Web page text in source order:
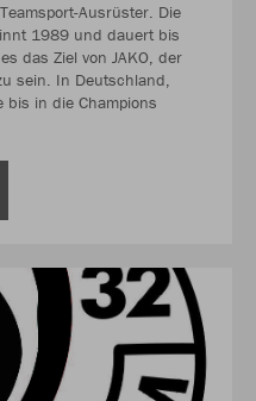
Ausrüster. Die
1989 und dauert bis
das Ziel von JAKO, der
sein. In Deutschland,
bis in die Champions